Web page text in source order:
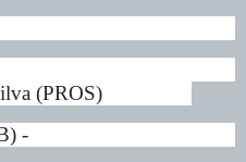
(PROS)
-